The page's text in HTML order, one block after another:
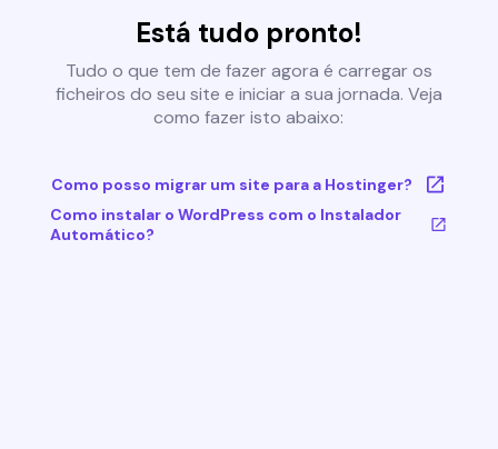
Está tudo pronto!
Tudo o que tem de fazer agora é carregar os
ficheiros do seu site e iniciar a sua jornada. Veja
como fazer isto abaixo:
Como posso migrar um site para a Hostinger?
Como instalar o WordPress com o Instalador
Automático?